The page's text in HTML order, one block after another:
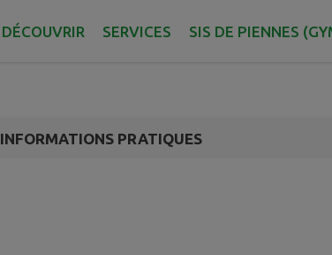
DÉCOUVRIR SERVICES SIS DE PIENNES
INFORMATIONS PRATIQUES